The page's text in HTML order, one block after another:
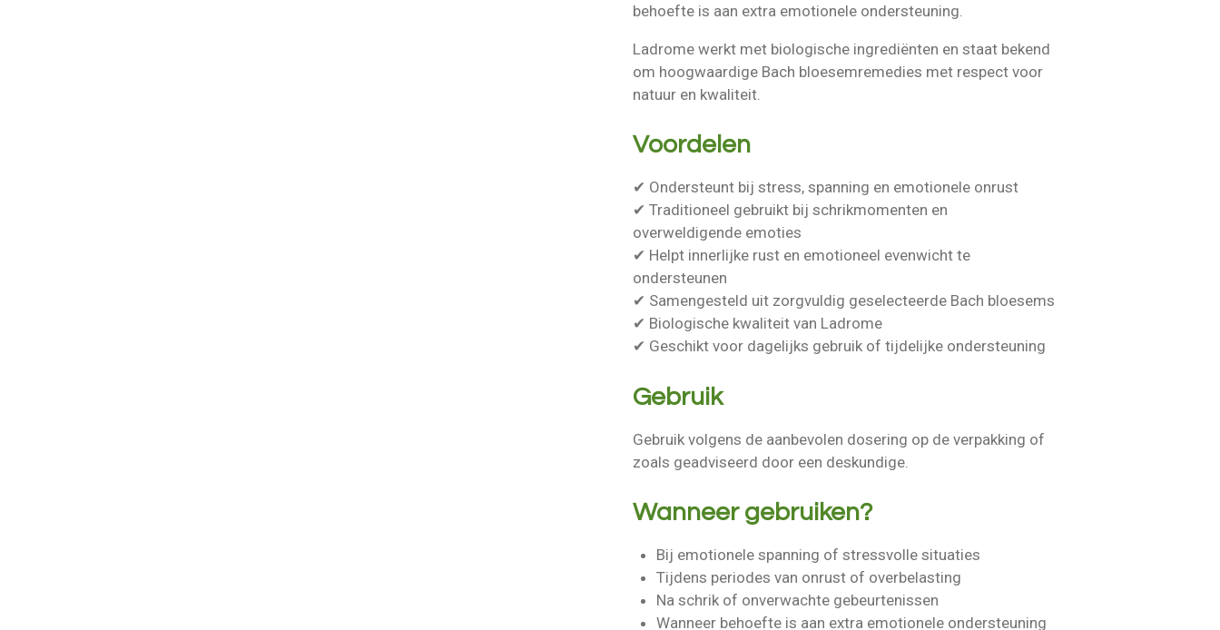
behoefte is aan extra emotionele ondersteuning.
Ladrome werkt met biologische ingrediënten en staat bekend
om hoogwaardige Bach bloesemremedies met respect voor
natuur en kwaliteit.
Voordelen
✔ Ondersteunt bij stress, spanning en emotionele onrust
✔ Traditioneel gebruikt bij schrikmomenten en
overweldigende emoties
✔ Helpt innerlijke rust en emotioneel evenwicht te
ondersteunen
✔ Samengesteld uit zorgvuldig geselecteerde Bach bloesems
✔ Biologische kwaliteit van Ladrome
✔ Geschikt voor dagelijks gebruik of tijdelijke ondersteuning
Gebruik
Gebruik volgens de aanbevolen dosering op de verpakking of
zoals geadviseerd door een deskundige.
Wanneer gebruiken?
Bij emotionele spanning of stressvolle situaties
Tijdens periodes van onrust of overbelasting
Na schrik of onverwachte gebeurtenissen
Wanneer behoefte is aan extra emotionele ondersteuning